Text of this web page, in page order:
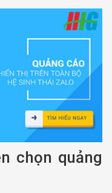
chọn quảng